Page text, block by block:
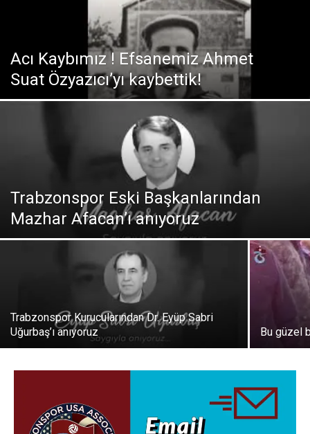
Acı Kaybımız ! Efsanemiz Ahmet
Suat Özyazıcı’yı kaybettik!
Trabzonspor Eski Başkanlarından
Mazhar Afacan’ı anıyoruz
Trabzonspor Kurucularından Dr. Eyüp Sabri
Uğurbaş’ı anıyoruz
Bu güzel